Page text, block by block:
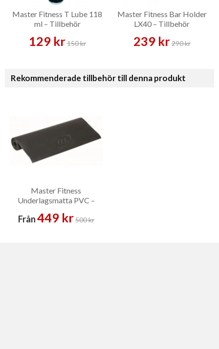
Master Fitness T Lube 118
ml – Tillbehör
129 kr150 kr
Master Fitness Bar Holder
LX40 – Tillbehör
239 kr290 kr
Rekommenderade tillbehör till denna produkt
Master Fitness
Underlagsmatta PVC –
Från449 kr500 kr